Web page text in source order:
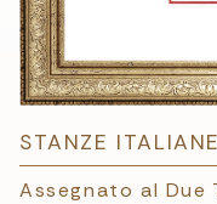
STANZE ITALIANE
Assegnato al Due